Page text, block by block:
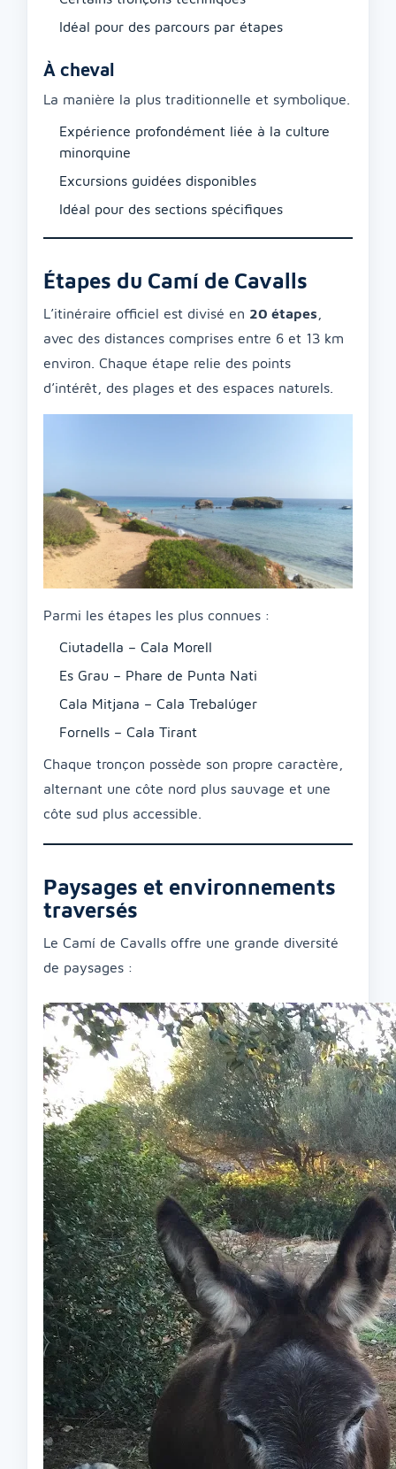
Idéal pour des parcours par étapes
À cheval
La manière la plus traditionnelle et symbolique.
Expérience profondément liée à la culture
minorquine
Excursions guidées disponibles
Idéal pour des sections spécifiques
Étapes du Camí de Cavalls
L’itinéraire officiel est divisé en 20 étapes
avec des distances comprises entre 6 et 13 km
environ. Chaque étape relie des points
d’intérêt, des plages et des espaces naturels.
Parmi les étapes les plus connues :
Ciutadella – Cala Morell
Es Grau – Phare de Punta Nati
Cala Mitjana – Cala Trebalúger
Fornells – Cala Tirant
Chaque tronçon possède son propre caractère,
alternant une côte nord plus sauvage et une
côte sud plus accessible.
Paysages et environnements
traversés
Le Camí de Cavalls offre une grande diversité
de paysages :